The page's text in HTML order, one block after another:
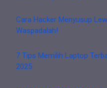
Cara Hacker Menyusup
Waspadalah!
7 Tips Memilih Laptop
2025